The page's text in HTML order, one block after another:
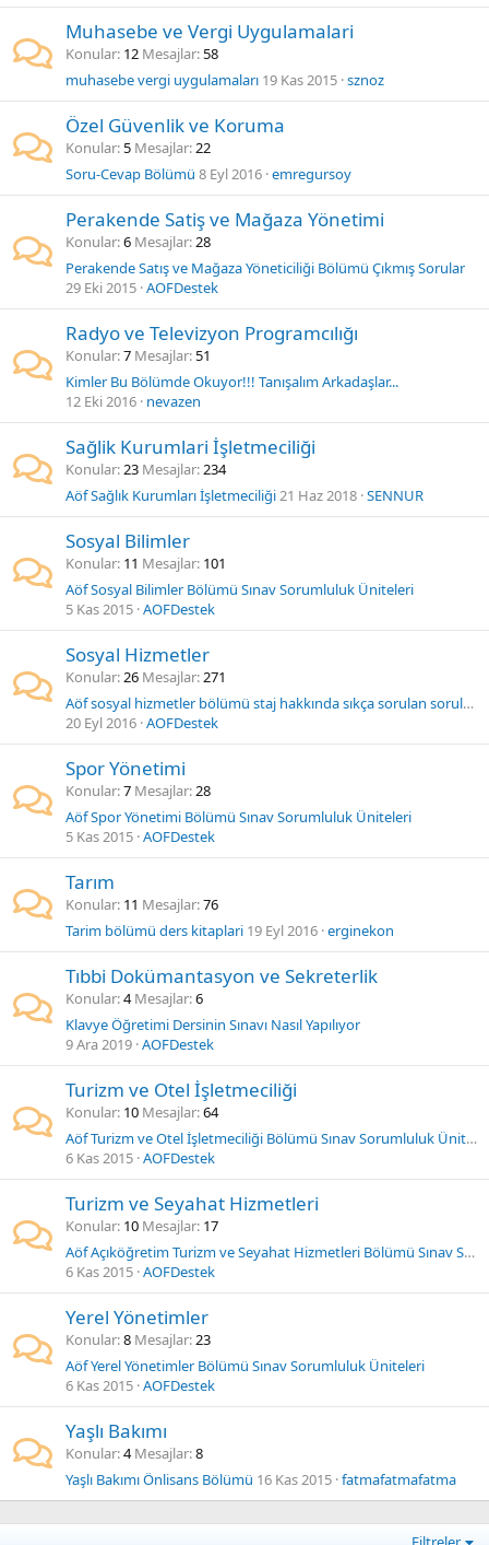
Muhasebe ve Vergi Uygulamalari
Konular 12 Mesajlar 58
muhasebe vergi uygulamaları 19 Kas 2015 sznoz
Özel Güvenlik ve Koruma
Konular 5 Mesajlar 22
Soru-Cevap Bölümü 8 Eyl 2016 emregursoy
Perakende Satiş ve Mağaza Yönetimi
Konular 6 Mesajlar 28
Perakende Satış ve Mağaza Yöneticiliği Bölümü Çıkmış Sorular
29 Eki 2015 AOFDestek
Radyo ve Televizyon Programcılığı
Konular 7 Mesajlar 51
Kimler Bu Bölümde Okuyor!!! Tanışalım Arkadaşlar...
12 Eki 2016 nevazen
Sağlik Kurumlari İşletmeciliği
Konular 23 Mesajlar 234
Aöf Sağlık Kurumları İşletmeciliği21 Haz 2018 SENNUR
Sosyal Bilimler
Konular 11 Mesajlar 101
Aöf Sosyal Bilimler Bölümü Sınav Sorumluluk Üniteleri
5 Kas 2015 AOFDestek
Sosyal Hizmetler
Konular 26 Mesajlar 271
Aöf sosyal hizmetler bölümü staj hakkında sıkça sorulan sorulara cevaplar
20 Eyl 2016 AOFDestek
Spor Yönetimi
Konular 7 Mesajlar 28
Aöf Spor Yönetimi Bölümü Sınav Sorumluluk Üniteleri
5 Kas 2015 AOFDestek
Tarım
Konular 11 Mesajlar 76
Tarim bölümü ders kitaplari 19 Eyl 2016 erginekon
Tıbbi Dokümantasyon ve Sekreterlik
Konular 4 Mesajlar 6
Klavye Öğretimi Dersinin Sınavı Nasıl Yapılıyor
9 Ara 2019 AOFDestek
Turizm ve Otel İşletmeciliği
Konular 10 Mesajlar 64
Aöf Turizm ve Otel İşletmeciliği Bölümü Sınav Sorumluluk Üniteleri
6 Kas 2015 AOFDestek
Turizm ve Seyahat Hizmetleri
Konular 10 Mesajlar 17
Aöf Açıköğretim Turizm ve Seyahat Hizmetleri Bölümü Sınav Sorumluluk Üniteleri
6 Kas 2015 AOFDestek
Yerel Yönetimler
Konular 8 Mesajlar 23
Aöf Yerel Yönetimler Bölümü Sınav Sorumluluk Üniteleri
6 Kas 2015 AOFDestek
Yaşlı Bakımı
Konular 4 Mesajlar 8
Yaşlı Bakımı Önlisans Bölümü 16 Kas 2015 fatmafatmafatma